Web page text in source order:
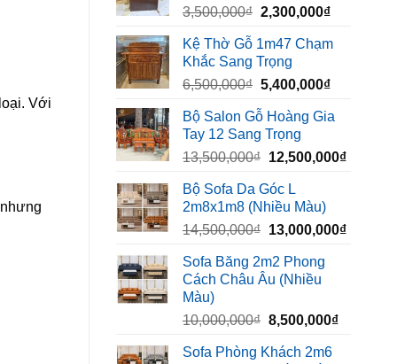
320,000₫.
3,500,000₫ Giá
là:
3,500,000₫.
2,300,000₫Giá
tại
Kệ Thờ Gỗ 1m47 Chạm
Khắc Sang Trọng
6,500,000₫ Giá
là:
6,500,000₫.
5,400,000₫Giá
tại
Bộ Salon Gỗ Hoàng Gia
Tay 12 Sang Trọng
13,500,000₫ Giá
là:
13,500,000₫.
12,500,000₫Giá
Bộ Sofa Da Góc L
2m8x1m8 (Nhiều Màu)
14,500,000₫ Giá
là:
14,500,000₫.
13,000,000₫Giá
Sofa Băng 2m2 Phong
Cách Châu Âu (Nhiều
Màu)
10,000,000₫ Giá
là:
8,500,000₫Giá
Sofa Phòng Khách 2m6
Với